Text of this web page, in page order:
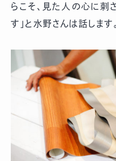
らこそ、見た人の心に刺
す」と水野さんは話します。